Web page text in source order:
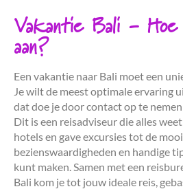
Vakantie Bali -
aan?
Een vakantie naar Bali moet een
Je wilt de meest optimale ervaring
dat doe je door contact op te
Dit is een reisadviseur die alles
hotels en gave excursies tot de
bezienswaardigheden en handige
kunt maken. Samen met een
Bali kom je tot jouw ideale reis,